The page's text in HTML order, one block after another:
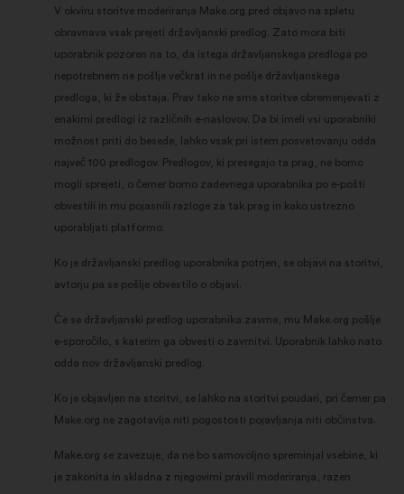
V okviru storitve moderiranja Make.org pred objavo na spletu
obravnava vsak prejeti državljanski predlog. Zato mora biti
uporabnik pozoren na to, da istega državljanskega predloga po
nepotrebnem ne pošlje večkrat in ne pošlje državljanskega
predloga, ki že obstaja. Prav tako ne sme storitve obremenjevati z
enakimi predlogi iz različnih e-naslovov. Da bi imeli vsi uporabniki
možnost priti do besede, lahko vsak pri istem posvetovanju odda
največ 100 predlogov. Predlogov, ki presegajo ta prag, ne bomo
mogli sprejeti, o čemer bomo zadevnega uporabnika po e-pošti
obvestili in mu pojasnili razloge za tak prag in kako ustrezno
uporabljati platformo.
Ko je državljanski predlog uporabnika potrjen, se objavi na storitvi,
avtorju pa se pošlje obvestilo o objavi.
Če se državljanski predlog uporabnika zavrne, mu Make.org pošlje
e-sporočilo, s katerim ga obvesti o zavrnitvi. Uporabnik lahko nato
odda nov državljanski predlog.
Ko je objavljen na storitvi, se lahko na storitvi poudari, pri čemer pa
Make.org ne zagotavlja niti pogostosti pojavljanja niti občinstva.
Make.org se zavezuje, da ne bo samovoljno spreminjal vsebine, ki
je zakonita in skladna z njegovimi pravili moderiranja, razen